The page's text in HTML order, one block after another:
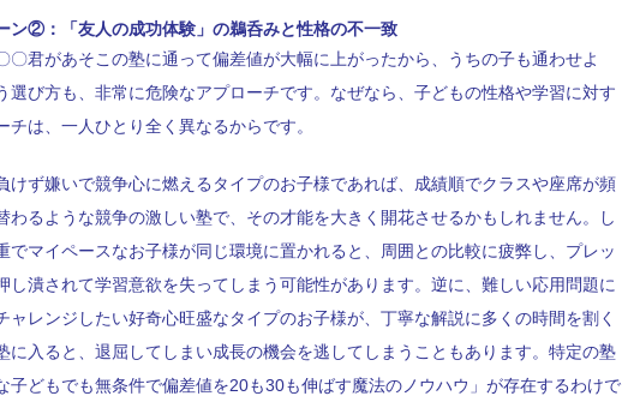
ン②：「友人の成功体験」の鵜呑みと性格の不一致
〇君があそこの塾に通って偏差値が大幅に上がったから、うちの子も通わせよ
選び方も、非常に危険なアプローチです。なぜなら、子どもの性格や学習に対す
チは、一人ひとり全く異なるからです。
けず嫌いで競争心に燃えるタイプのお子様であれば、成績順でクラスや座席が頻
わるような競争の激しい塾で、その才能を大きく開花させるかもしれません。し
でマイペースなお子様が同じ環境に置かれると、周囲との比較に疲弊し、プレッ
し潰されて学習意欲を失ってしまう可能性があります。逆に、難しい応用問題に
ャレンジしたい好奇心旺盛なタイプのお子様が、丁寧な解説に多くの時間を割く
に入ると、退屈してしまい成長の機会を逃してしまうこともあります。特定の塾
子どもでも無条件で偏差値を20も30も伸ばす魔法のノウハウ」が存在するわけで